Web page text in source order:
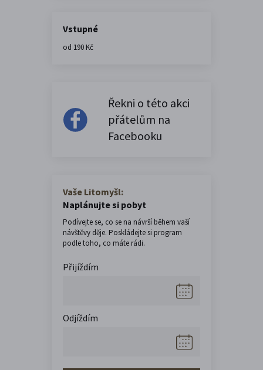
Vstupné
od 190 Kč
Řekni o této akci
přátelům na
Facebooku
Vaše Litomyšl:
Naplánujte si pobyt
Podívejte se, co se na návrší během vaší
návštěvy děje. Poskládejte si program
podle toho, co máte rádi.
Přijíždím
Odjíždím